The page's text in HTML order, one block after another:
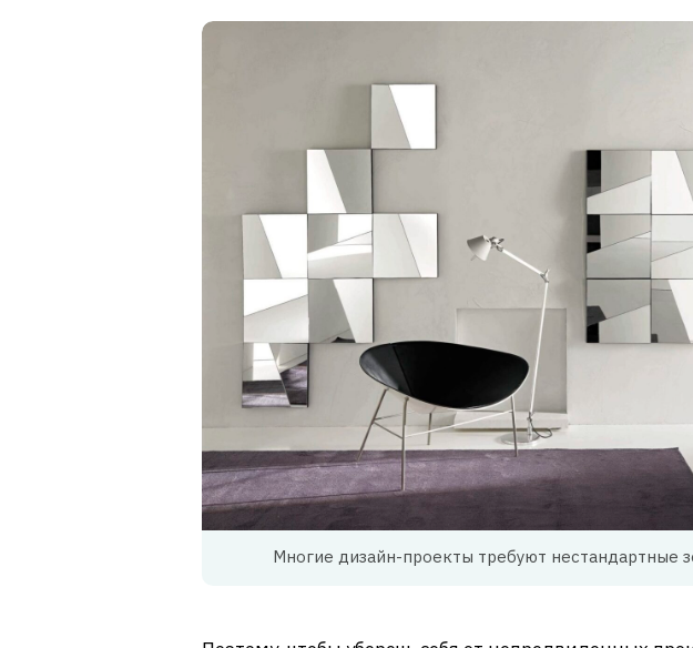
Многие дизайн-проекты требуют нестандартные